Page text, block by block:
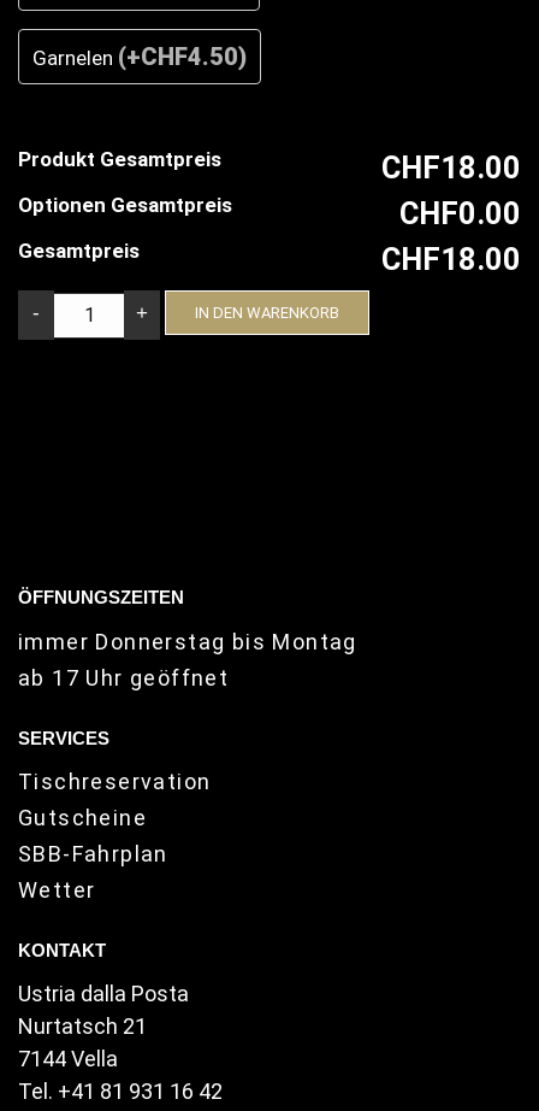
Garnelen (+CHF4.50)
Produkt Gesamtpreis CHF18.00
Optionen Gesamtpreis CHF0.00
Gesamtpreis CHF18.00
- + IN DEN WARENKORB
ÖFFNUNGSZEITEN
immer Donnerstag bis Montag
ab 17 Uhr geöffnet
SERVICES
Tischreservation
Gutscheine
SBB-Fahrplan
Wetter
KONTAKT
Ustria dalla Posta
Nurtatsch 21
7144 Vella
Tel. +41 81 931 16 42